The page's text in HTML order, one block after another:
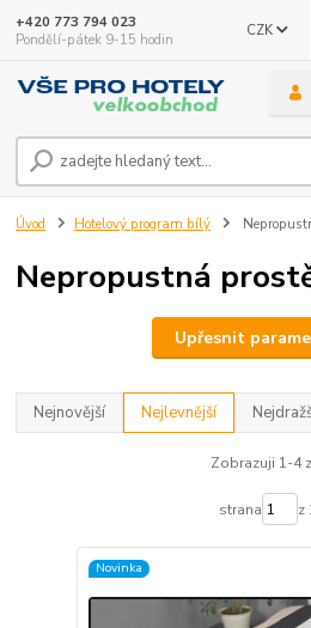
CZK
+420 773 794 023
Pondělí-pátek 9-15 hodin
Úvod Hotelový program bílý
Nepropustná
Upřesnit
Nejnovější Nejlevnější
Zobrazuji 1-4
strana z
Novinka